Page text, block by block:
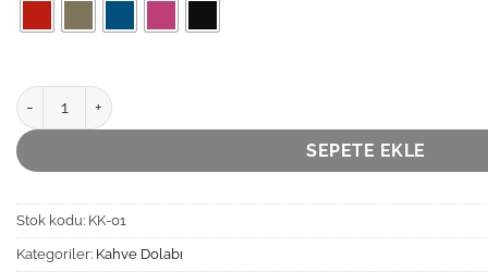
BrewBox Kahve Köşesi - Metal Kahve Dolabı adet
SEPETE EKLE
Stok kodu: KK-01
Kategoriler: Kahve Dolabı